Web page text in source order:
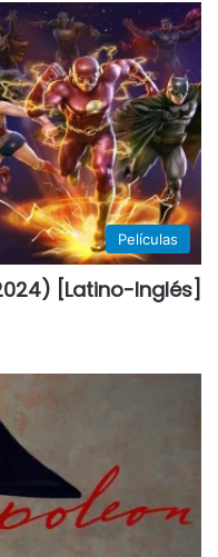
Películas
[Latino-Inglés]